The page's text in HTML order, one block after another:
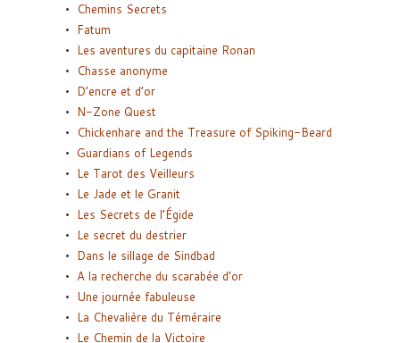
Chemins Secrets
Fatum
Les aventures du capitaine Ronan
Chasse anonyme
D’encre et d’or
N-Zone Quest
Chickenhare and the Treasure of Spiking-Beard
Guardians of Legends
Le Tarot des Veilleurs
Le Jade et le Granit
Les Secrets de l’Égide
Le secret du destrier
Dans le sillage de Sindbad
A la recherche du scarabée d’or
Une journée fabuleuse
La Chevalière du Téméraire
Le Chemin de la Victoire